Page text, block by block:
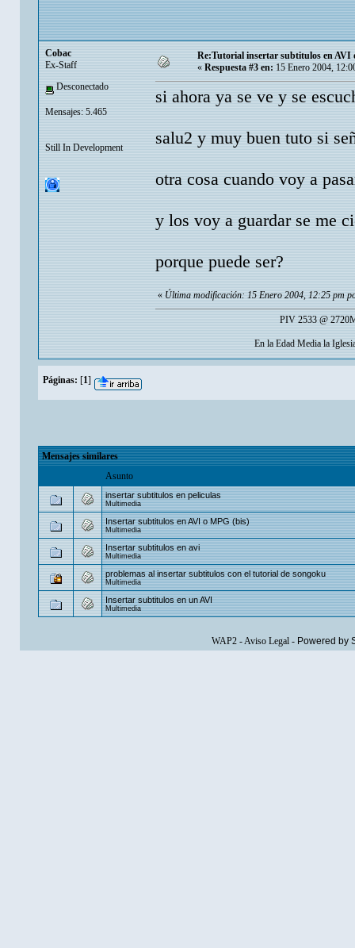
Cobac
Ex-Staff
Desconectado
Mensajes: 5.465
Still In Development
Re:Tutorial insertar subtitulos en AVI
« Respuesta #3 en: 15 Enero 2004,
si ahora ya se ve y se
salu2 y muy buen tuto si
otra cosa cuando voy a
y los voy a guardar se me
porque puede ser?
« Última modificación: 15 Enero 2004, 12:25 pm
PIV 2533 @
En la Edad Media la
Páginas: [1]
Mensajes similares
Asunto
insertar subtitulos en peliculas
Multimedia
Insertar subtitulos en AVI o MPG (bis)
Multimedia
Insertar subtitulos en avi
Multimedia
problemas al insertar subtitulos con el tutorial de songoku
Multimedia
Insertar subtitulos en un AVI
Multimedia
WAP2-Aviso Legal- Powered by